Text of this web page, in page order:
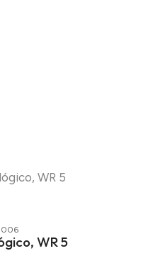
WR 5